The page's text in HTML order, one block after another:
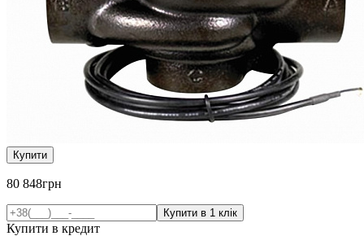
Купити
80 848грн
Купити в кредит